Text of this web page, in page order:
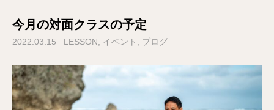
今月の対面クラスの予定
2022.03.15 LESSON イベント ブログ